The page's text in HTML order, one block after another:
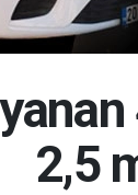
2,5